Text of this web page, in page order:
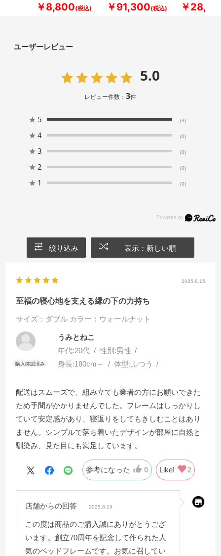
￥8,800 ￥91,300 ￥
ユーザーレビュー
5.0
レビュー件数：3件
★ 5 (3)
★ 4 (0)
★ 3 (0)
★ 2 (0)
★ 1 (0)
絞り込み 表示：新しい順
2025.8.15
至福の寝心地を支える縁の下の力持ち
サイズ：ダブル カラー：ウォールナット
うみとねこ
年代:20代 性別:男性
身長:180cm～ 体型:ふつう
配送はスムーズで、組み立ても業者の方にお願いできた
ため手間がかかりませんでした。フレームはしっかりし
ていて安定感があり、寝返りをしてもきしむことはあり
ません。シンプルで落ち着いたデザインが部屋に自然と
馴染み、見た目にも満足しています。
参考になった 0 Like! 2
店舗からの回答 2025.8.19
この度は商品のご購入誠にありがとうござ
います。創立70周年を記念して作られた人
気のベッドフレームです。お気に召してい